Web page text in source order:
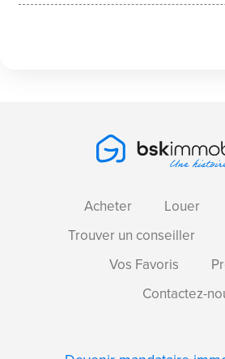
Acheter Louer
Trouver un conseiller
Vos Favoris
Contactez-